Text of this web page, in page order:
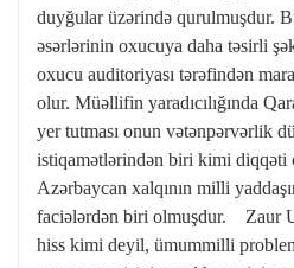
duyğular üzərində qurulmuşdur.
əsərlərinin oxucuya daha təsirli
oxucu auditoriyası tərəfindən
olur. Müəllifin yaradıcılığında
yer tutması onun vətənpərvərlik
istiqamətlərindən biri kimi diqqəti
Azərbaycan xalqının milli
faciələrdən biri olmuşdur. Zaur
hiss kimi deyil, ümummilli